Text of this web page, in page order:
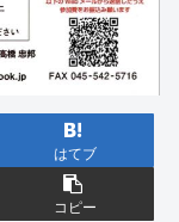
はてブ
コピー